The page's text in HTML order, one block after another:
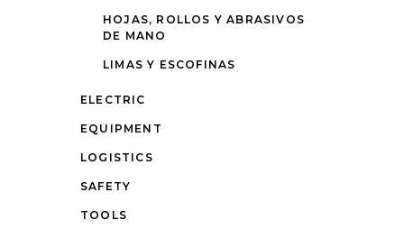
HOJAS, ROLLOS Y ABRASIVOS
DE MANO
LIMAS Y ESCOFINAS
ELECTRIC
EQUIPMENT
LOGISTICS
SAFETY
TOOLS